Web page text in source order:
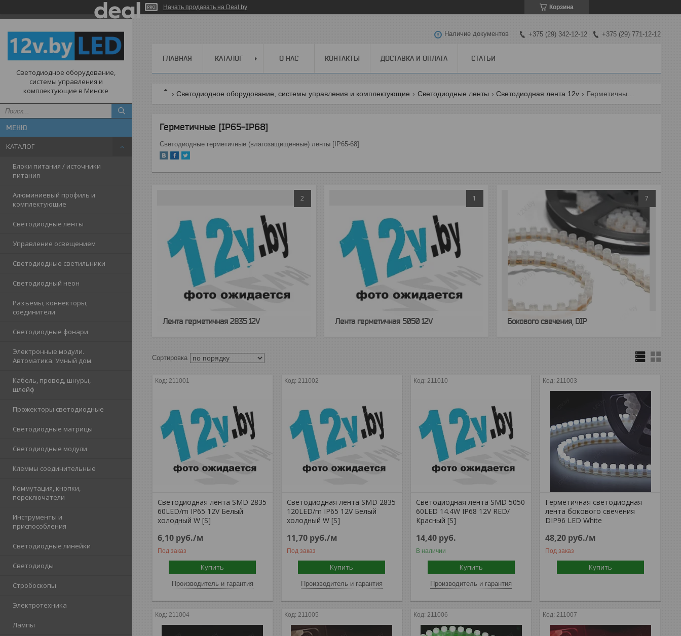
Начать продавать на Deal.by Корзина
Светодиодное оборудование,
системы управления и
комплектующие в Минске
КАТАЛОГ
Блоки питания / источники
питания
Алюминиевый профиль и
комплектующие
Светодиодные ленты
Управление освещением
Светодиодные светильники
Светодиодный неон
Разъёмы, коннекторы,
соединители
Светодиодные фонари
Электронные модули.
Автоматика. Умный дом.
Кабель, провод, шнуры,
шлейф
Прожекторы светодиодные
Светодиодные матрицы
Светодиодные модули
Клеммы соединительные
Коммутация, кнопки,
переключатели
Инструменты и
приспособления
Светодиодные линейки
Светодиоды
Стробоскопы
Электротехника
Лампы
Наличие документов +375 (29) 342-12-12 +375 (29) 771-12-12
ГЛАВНАЯ КАТАЛОГ О НАС КОНТАКТЫ ДОСТАВКА И ОПЛАТА СТАТЬИ
Светодиодное оборудование, системы управления и комплектующие Светодиодные ленты Светодиодная лента 12v
Герметичные [IP65-IP68]
Светодиодные герметичные (влагозащищенные) ленты [IP65-68]
2
Лента герметичная 2835 12V
1
Лента герметичная 5050 12V
7
Бокового свечения, DIP
211001
Светодиодная лента SMD 2835
60LED/m IP65 12V Белый
холодный W [S]
6,10 руб./м
Под заказ
Купить
Производитель и гарантия
211002
Светодиодная лента SMD 2835
120LED/m IP65 12V Белый
холодный W [S]
11,70 руб./м
Под заказ
Купить
Производитель и гарантия
211010
Светодиодная лента SMD 5050
60LED 14.4W IP68 12V RED/
Красный [S]
14,40 руб.
В наличии
Купить
Производитель и гарантия
211003
Герметичная светодиодная
лента бокового свечения
DIP96 LED White
48,20 руб./м
Под заказ
Купить
211004 211005 211006 211007